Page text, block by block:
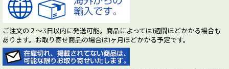
ご注文の２～3日以内に発送可能。商品によっては1週間ほどかかる場合も
あります。お取り寄せ商品の場合は1ヶ月ほどかかる予定です。